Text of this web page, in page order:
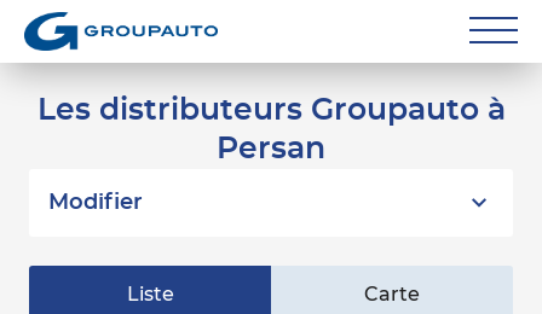
Carrossiers
Les distributeurs Groupauto à
Persan
Modifier
Liste Carte